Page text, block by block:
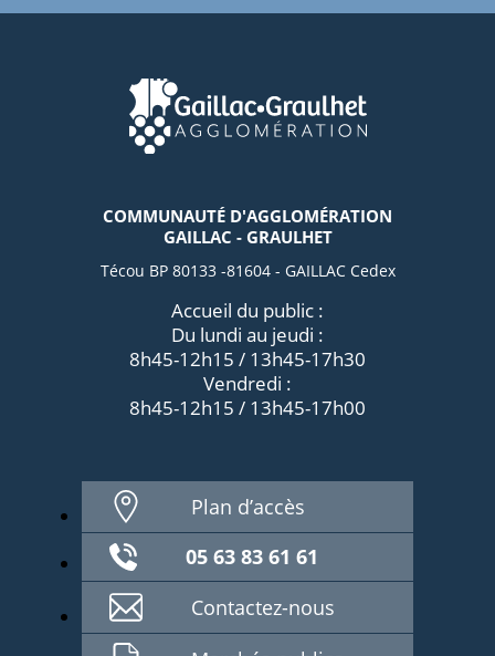
COMMUNAUTÉ D'AGGLOMÉRATION
GAILLAC - GRAULHET
Técou BP 80133 -81604 - GAILLAC Cedex
Accueil du public :
Du lundi au jeudi :
8h45-12h15 / 13h45-17h30
Vendredi :
8h45-12h15 / 13h45-17h00
Plan d’accès
05 63 83 61 61
Contactez-nous